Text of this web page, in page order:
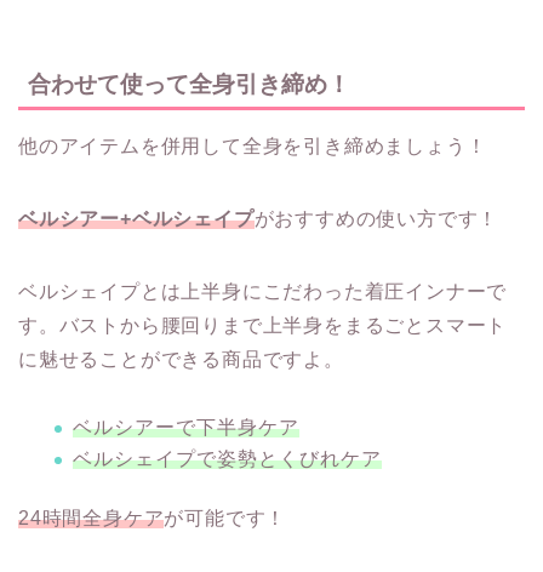
合わせて使って全身引き締め！
他のアイテムを併用して全身を引き締めましょう！
ベルシアー+ベルシェイプがおすすめの使い方です！
ベルシェイプとは上半身にこだわった着圧インナーで
す。バストから腰回りまで上半身をまるごとスマート
に魅せることができる商品ですよ。
ベルシアーで下半身ケア
ベルシェイプで姿勢とくびれケア
24時間全身ケアが可能です！